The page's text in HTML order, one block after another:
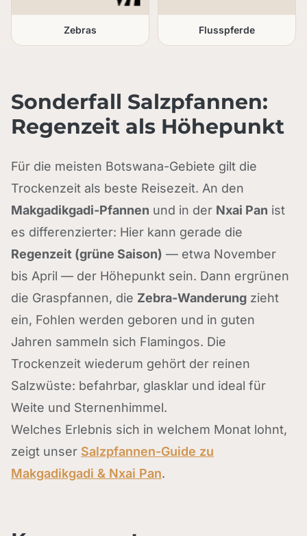
Zebras Flusspferde
Sonderfall Salzpfannen:
Regenzeit als Höhepunkt
Für die meisten Botswana-Gebiete gilt die
Trockenzeit als beste Reisezeit. An den
Makgadikgadi-Pfannen und in der Nxai Pan ist
es differenzierter: Hier kann gerade die
Regenzeit (grüne Saison) — etwa November
bis April — der Höhepunkt sein. Dann ergrünen
die Graspfannen, die Zebra-Wanderung zieht
ein, Fohlen werden geboren und in guten
Jahren sammeln sich Flamingos. Die
Trockenzeit wiederum gehört der reinen
Salzwüste: befahrbar, glasklar und ideal für
Weite und Sternenhimmel.
Welches Erlebnis sich in welchem Monat lohnt,
zeigt unser Salzpfannen-Guide zu
Makgadikgadi & Nxai Pan.